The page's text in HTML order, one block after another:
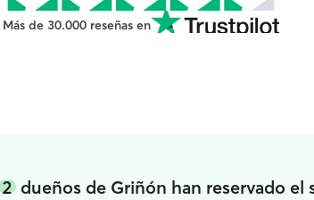
Más de 30.000 reseñas en
2dueños de Griñón han reservado el